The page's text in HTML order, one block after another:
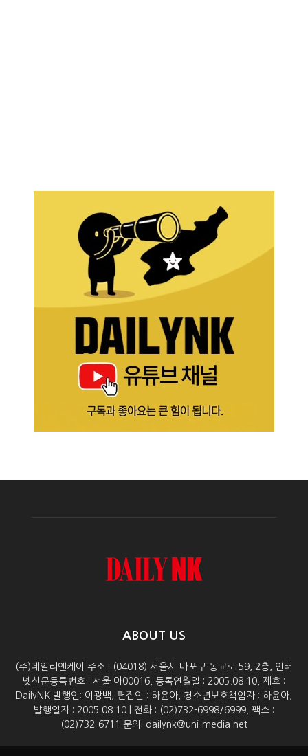
ABOUT US
(주)데일리엔케이 주소 : (04018) 서울시 마포구 동교로 59, 2층, 인터
넷신문등록번호 : 서울 아00016, 등록연월일 : 2005.08.10, 제호 :
DailyNK 발행인: 이광백, 편집인 : 하윤아, 청소년보호책임자 : 하윤아,
발행일자 : 2005.08.10 | 전화 : (02)732-6998/6999, 팩스 :
(02)732-6711 문의: dailynk@uni-media.net